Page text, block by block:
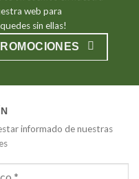
web para
sin ellas!
informado de nuestras